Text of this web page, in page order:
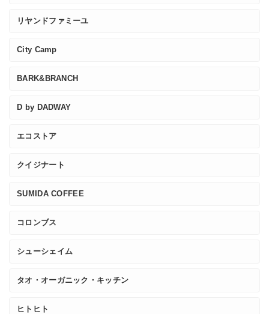
リヤンドファミーユ
City Camp
BARK&BRANCH
D by DADWAY
エコストア
クイジナート
SUMIDA COFFEE
コロンブス
シューシェイム
タオ・オーガニック・キッチン
ヒトヒト